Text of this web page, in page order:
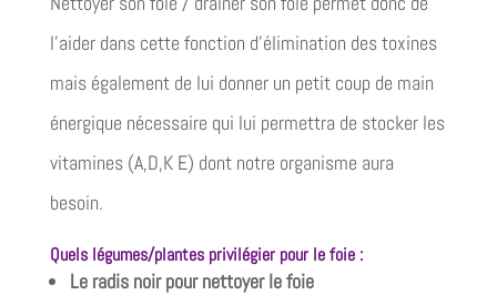
l’aider dans cette fonction d’élimination des toxines
mais également de lui donner un petit coup de main
énergique nécessaire qui lui permettra de stocker les
vitamines (A,D,K E) dont notre organisme aura
besoin.
Quels légumes/plantes privilégier pour le foie :
Le radis noir pour nettoyer le foie